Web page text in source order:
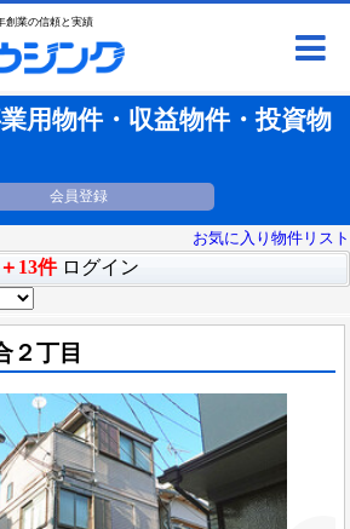
創業の信頼と実績
用物件・収益物件・投資物
会員登録
お気に入り物件リスト
＋13件 ログイン
２丁目